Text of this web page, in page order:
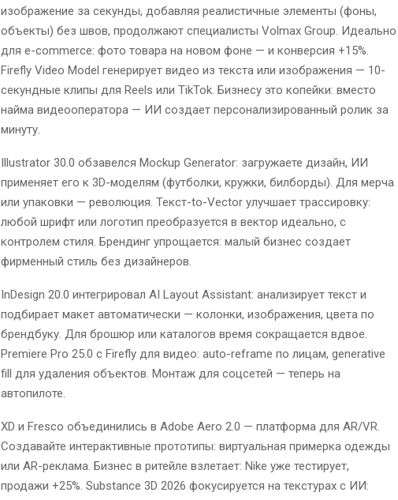
изображение за секунды, добавляя реалистичные элементы (фоны,
объекты) без швов, продолжают специалисты Volmax Group. Идеально
для e-commerce: фото товара на новом фоне — и конверсия +15%.
Firefly Video Model генерирует видео из текста или изображения — 10-
секундные клипы для Reels или TikTok. Бизнесу это копейки: вместо
найма видеооператора — ИИ создает персонализированный ролик за
минуту.
Illustrator 30.0 обзавелся Mockup Generator: загружаете дизайн, ИИ
применяет его к 3D-моделям (футболки, кружки, билборды). Для мерча
или упаковки — революция. Текст-to-Vector улучшает трассировку:
любой шрифт или логотип преобразуется в вектор идеально, с
контролем стиля. Брендинг упрощается: малый бизнес создает
фирменный стиль без дизайнеров.
InDesign 20.0 интегрировал AI Layout Assistant: анализирует текст и
подбирает макет автоматически — колонки, изображения, цвета по
брендбуку. Для брошюр или каталогов время сокращается вдвое.
Premiere Pro 25.0 с Firefly для видео: auto-reframe по лицам, generative
fill для удаления объектов. Монтаж для соцсетей — теперь на
автопилоте.
XD и Fresco объединились в Adobe Aero 2.0 — платформа для AR/VR.
Создавайте интерактивные прототипы: виртуальная примерка одежды
или AR-реклама. Бизнес в ритейле взлетает: Nike уже тестирует,
продажи +25%. Substance 3D 2026 фокусируется на текстурах с ИИ: